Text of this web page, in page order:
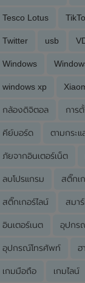
Tesco Lotus
Twitter usb
Windows
windows xp
กล้องดิจิตอล การ
คีย์บอร์ด ตามกระแ
ภัยจากอินเตอร์เน็ต
ลบโปรแกรม สติ๊กเ
สติ๊กเกอร์ไลน์ สมา
อินเตอร์เนต อุปกร
อุปกรณ์โทรศัพท์ ฮ
เกมมือถือ เกมไลน์